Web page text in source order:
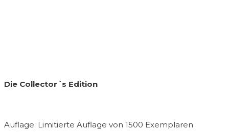
Die Collector´s Edition
Auflage: Limitierte Auflage von 1500 Exemplaren